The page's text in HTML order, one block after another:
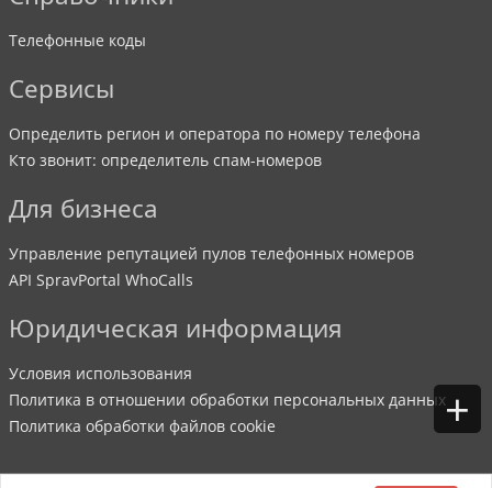
+
Телефонные коды
Сервисы
Определить регион и оператора по номеру телефона
Кто звонит: определитель спам-номеров
Для бизнеса
Управление репутацией пулов телефонных номеров
API SpravPortal WhoCalls
Юридическая информация
Условия использования
Политика в отношении обработки персональных данных
Политика обработки файлов cookie